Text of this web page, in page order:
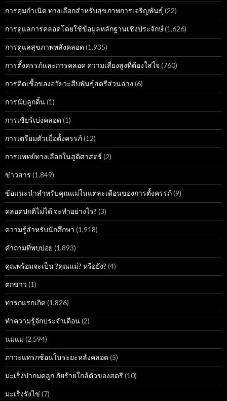
การคุมกำเนิด ทางเลือกสำหรับสุขภาพการเจริญพันธุ์ (22)
การดูแลการคลอดโดยใช้ข้อมูลหลักฐานเชิงประจักษ์(1,626)
การดูแลสุขภาพหลังคลอด (1,935)
การตั้งครรภ์และการคลอด ความเสี่ยงสูงที่ต้องใส่ใจ (760)
การติดเชื้อของอวัยวะสืบพันธุ์สตรีส่วนล่าง (6)
การนับลูกดิ้น(1)
การเชียร์เบ่งคลอด (1)
การเตรียมตัวเมื่อตั้งครรภ์(12)
การแพทย์ทางเลือกในสูติศาสตร์ (2)
ข่าวสาร (1,849)
ข้อแนะนำสำหรับคุณแม่ในแต่ละเดือนของการตั้งครรภ์(9)
คลอดปกติไม่ได้ จะทำอย่างไร? (3)
ความรู้สำหรับนักศึกษา (1,918)
คำถามที่พบบ่อย (1,893)
คุณพร้อมจะเป็น ?คุณแม่? หรือยัง? (4)
ตกขาว (1)
ทารกแรกเกิด (1,826)
ทำความรู้จักประจำเดือน(2)
นมแม่ (2,594)
ภาวะแทรกซ้อนในระยะหลังคลอด (5)
มะเร็งปากมดลูก ภัยร้ายใกล้ตัวของสตรี (10)
มะเร็งรังไข่ (7)